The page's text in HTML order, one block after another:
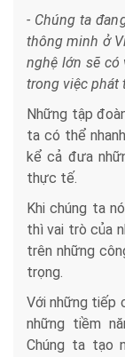
- Chúng ta
thông minh ở
nghệ lớn sẽ có
trong việc phát
Những tập
ta có thể
kể cả đưa
thực tế.
Khi chúng ta
thì vai trò của
trên những
trọng.
Với những tiếp
những tiềm
Chúng ta tạo